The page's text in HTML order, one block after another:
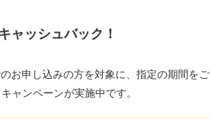
ャッシュバック！
お申し込みの方を対象に、指定の期間をご
ャンペーンが実施中です。